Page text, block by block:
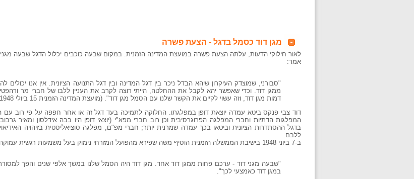
מגן דוד כסמל בדגל - הצעת פשרה
לאור חילוקי הדעות, עלתה הצעת פשרה במועצת המדינה הזמנית. במקום שבעה כוכבים יכלול הדגל שבעה
אמר:
"סבורני, שמוצדק העיקרון שיהא הבדל ניכר בין דגל המדינה ובין דגל התנועה הציונית. אין אנו
ממגן דוד. וכדי שאפשר יהא לקבל את ההחלטה, הייתי רוצה לקרב את העניין ללבו של חברי מר
דמות מגן דוד, וזה עשוי לקיים את הקשר שלנו עם הסמל מגן דוד". (מועצת המדינה הזמנית 15 ביולי 1948).
דוד צבי פנקס ביטא עמדה יוצאת דופן במפלגתו. החלוקה לתמיכה בעד דגל זה או אחר חפפה על פי רוב עם
המפלגות הדתיות וחברי המפלגה הפרוגרסיבית וכן רוב חברי מפא"י (יוצאי דופן היו בבה אידלסון ומאיר
בדגל ההסתדרות הציונית וביטאו בכך עמדה שמרנית יותר; חברי מפ"ם, מפלגה סוציאליסטית בזיהויה
ללבם.
ב-7 ביוני 1948 בישיבת הממשלה הזמנית הוסיף משה שפירא מהפועל המזרחי נימוק בעל משמעות רגשית עמוקה:
"שבעה מגני דוד - ערכם פחות ממגן דוד אחד. מגן דוד היה הסמל שלנו במשך אלפי שנים והפך
במגן דוד כאמצעי לכך".